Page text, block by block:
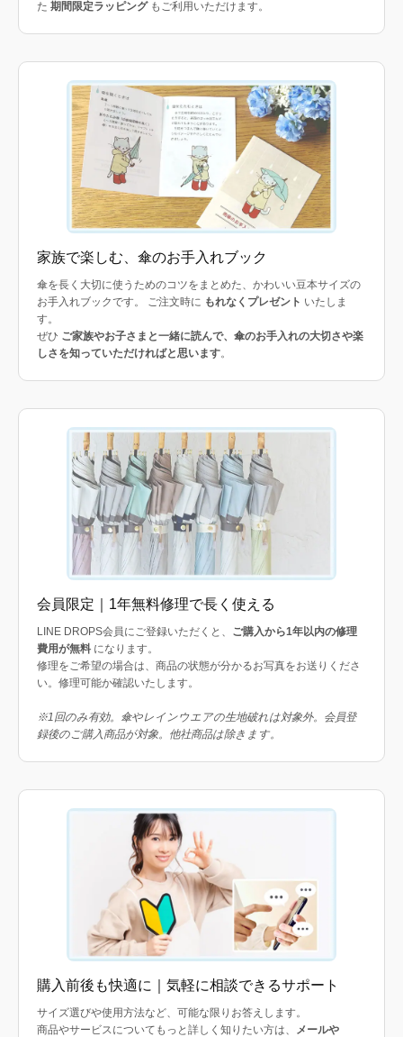
た 期間限定ラッピングもご利用いただけます。
家族で楽しむ、傘のお手入れブック
傘を長く大切に使うためのコツをまとめた、かわいい豆本サイズの
お手入れブックです。 ご注文時に もれなくプレゼント いたしま
す。
ぜひ ご家族やお子さまと一緒に読んで、傘のお手入れの大切さや楽
しさを知っていただければと思います。
会員限定｜1年無料修理で長く使える
LINE DROPS会員にご登録いただくと、 ご購入から1年以内の修理
費用が無料 になります。
修理をご希望の場合は、商品の状態が分かるお写真をお送りくださ
い。修理可能か確認いたします。
※1回のみ有効。傘やレインウエアの生地破れは対象外。会員登
録後のご購入商品が対象。他社商品は除きます。
購入前後も快適に｜気軽に相談できるサポート
サイズ選びや使用方法など、可能な限りお答えします。
商品やサービスについてもっと詳しく知りたい方は、
メールや